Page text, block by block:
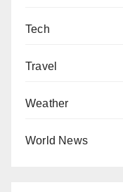
Tech
Travel
Weather
World News